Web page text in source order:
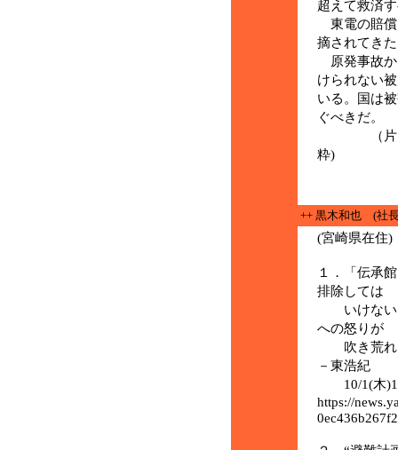
超えて救済
東電の賠償
摘されてき
原発事故か
けられない
いる。国は
ぐべきだ。
（片山夏
粋)
++ 黒木和也 (社
(宮崎県在住)
１．「伝承
排除しては
いけない
への怒りが
吹き荒れ
－東浩紀
10/1(木
https://